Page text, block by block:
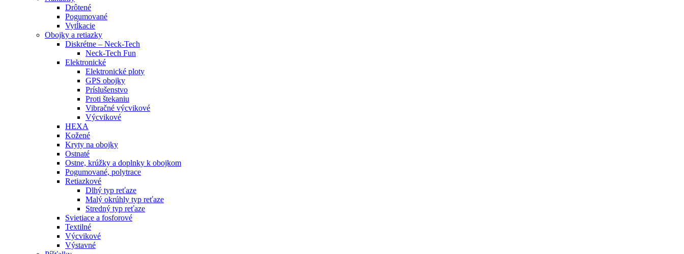
Drôtené
Pogumované
Vytĺkacie
Obojky a retiazky
Diskrétne – Neck-Tech
Neck-Tech Fun
Elektronické
Elektronické ploty
GPS obojky
Príslušenstvo
Proti štekaniu
Vibračné výcvikové
Výcvikové
HEXA
Kožené
Kryty na obojky
Ostnaté
Ostne, krúžky a doplnky k obojkom
Pogumované, polytrace
Retiazkové
Dlhý typ reťaze
Malý okrúhly typ reťaze
Stredný typ reťaze
Svietiace a fosforové
Textilné
Výcvikové
Výstavné